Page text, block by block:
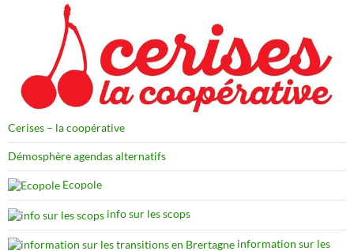
Cerises – la coopérative
Démosphère agendas alternatifs
Ecopole
info sur les scops
information sur les